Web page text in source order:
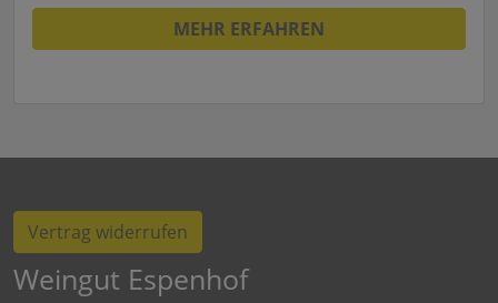
MEHR ERFAHREN
Vertrag widerrufen
Weingut Espenhof